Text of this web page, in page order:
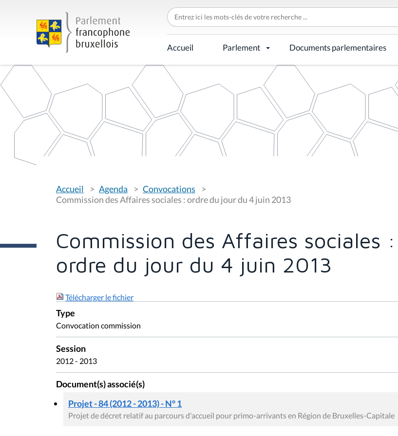
C
h
e
r
c
h
r
p
Accueil Parlement Documents parlementaires
o
u
s
s
i
:
Accueil Agenda
Convocations
Commission des Affaires sociales : ordre du jour du 4 juin 2013
Commission des Affaires sociales :
ordre du jour du 4 juin 2013
Télécharger le fichier
Type
Convocation commission
Session
2012 - 2013
Document(s) associé(s)
Projet - 84 (2012 - 2013) - N° 1
Projet de décret relatif au parcours d'accueil pour primo-arrivants en Région de Bruxelles-Capitale